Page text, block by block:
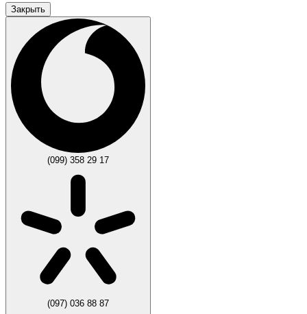
Закрыть
(099) 358 29 17
(097) 036 88 87